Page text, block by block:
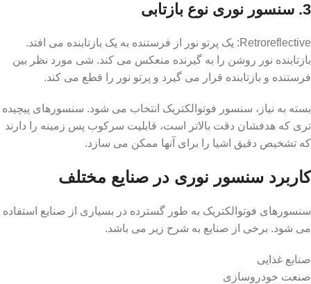
3. سنسور نوری نوع بازتابی
Retroreflective: یک پرتو نور از فرستنده به یک بازتابنده می افتد.
بازتابنده نور روشن را به گیرنده منعکس می کند. شی مورد نظر بین
فرستنده و بازتابنده قرار می گیرد و پرتو نور را قطع می کند.
بسته به نیاز، سنسور فوتوالکتریک انتخاب می شود. سنسورهای پیچیده
تری که هدفشان دقت بالاتر است، قابلیت سرکوب پس زمینه را دارند
که تشخیص دقیق اشیا را برای آنها ممکن می سازد.
کاربرد سنسور نوری در صنایع مختلف
سنسورهای فوتوالکتریک به طور گسترده در بسیاری از صنایع استفاده
می شود. برخی از صنایع به شرح زیر می باشد.
صنایع غذایی
صنعت خودروسازی